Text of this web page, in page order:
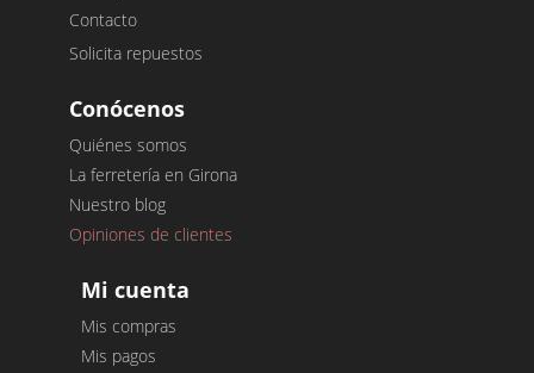
Contacto
Solicita repuestos
Conócenos
Quiénes somos
La ferretería en Girona
Nuestro blog
Opiniones de clientes
Mi cuenta
Mis compras
Mis pagos